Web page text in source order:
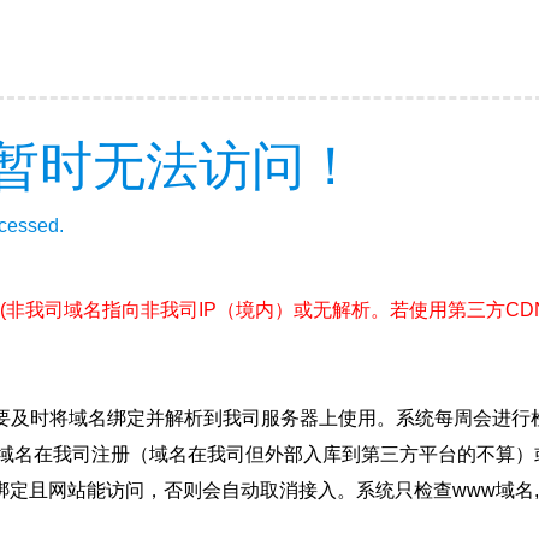
时无法访问！
(非我司域名指向非我司IP（境内）或无解析。若使用第三方
及时将域名绑定并解析到我司服务器上使用。系统每周会进
名在我司注册（域名在我司但外部入库到第三方平台的不算
且网站能访问，否则会自动取消接入。系统只检查www域